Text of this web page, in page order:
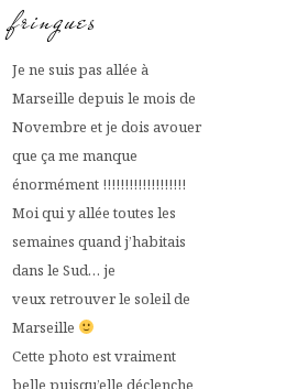
fringues
Je ne suis pas allée à
Marseille depuis le mois de
Novembre et je dois avouer
que ça me manque
énormément !!!!!!!!!!!!!!!!!!!
Moi qui y allée toutes les
semaines quand j’habitais
dans le Sud… je
veux retrouver le soleil de
Marseille
Cette photo est vraiment
belle puisqu’elle déclenche